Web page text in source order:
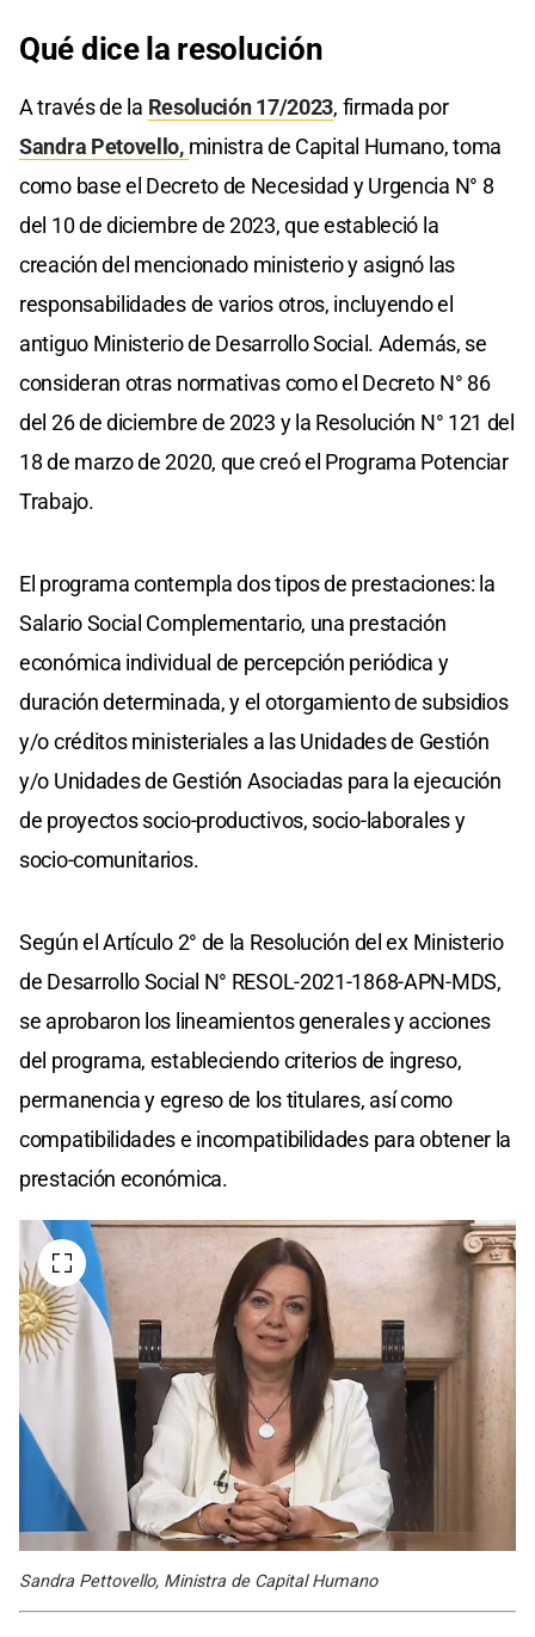
Qué dice la resolución
A través de la Resolución 17/2023, firmada por
Sandra Petovello, ministra de Capital Humano, toma
como base el Decreto de Necesidad y Urgencia N° 8
del 10 de diciembre de 2023, que estableció la
creación del mencionado ministerio y asignó las
responsabilidades de varios otros, incluyendo el
antiguo Ministerio de Desarrollo Social. Además, se
consideran otras normativas como el Decreto N° 86
del 26 de diciembre de 2023 y la Resolución N° 121 del
18 de marzo de 2020, que creó el Programa Potenciar
Trabajo.
El programa contempla dos tipos de prestaciones: la
Salario Social Complementario, una prestación
económica individual de percepción periódica y
duración determinada, y el otorgamiento de subsidios
y/o créditos ministeriales a las Unidades de Gestión
y/o Unidades de Gestión Asociadas para la ejecución
de proyectos socio-productivos, socio-laborales y
socio-comunitarios.
Según el Artículo 2° de la Resolución del ex Ministerio
de Desarrollo Social N° RESOL-2021-1868-APN-MDS,
se aprobaron los lineamientos generales y acciones
del programa, estableciendo criterios de ingreso,
permanencia y egreso de los titulares, así como
compatibilidades e incompatibilidades para obtener la
prestación económica.
Sandra Pettovello, Ministra de Capital Humano